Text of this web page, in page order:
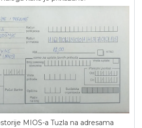
MIOS-a Tuzla na adresama